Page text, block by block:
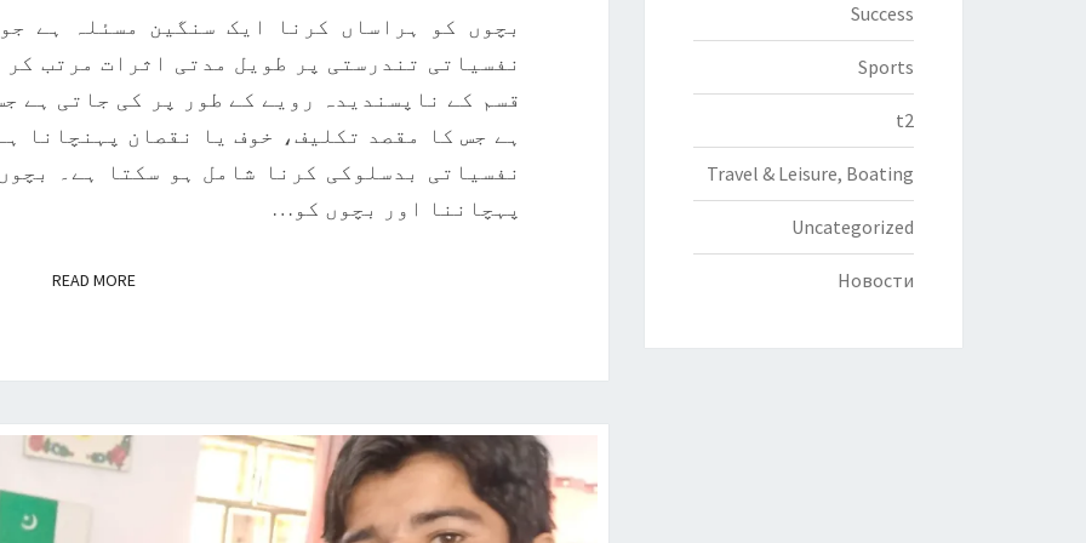
بچائیں
بچوں کو ہراساں کرنا ایک سنگین مسئلہ ہے
نفسیاتی تندرستی پر طویل مدتی اثرات مرتب
قسم کے ناپسندیدہ رویے کے طور پر کی جاتی ہے
ہے جس کا مقصد تکلیف، خوف یا نقصان پہنچانا
نفسیاتی بدسلوکی کرنا شامل ہو سکتا ہے۔
پہچاننا اور بچوں کو…
READ MORE
MORE
Success
Sports
t2
Travel & Leisure, Boating
Uncategorized
Новости